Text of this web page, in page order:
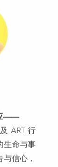
——
ART 行
生命与事
信心，